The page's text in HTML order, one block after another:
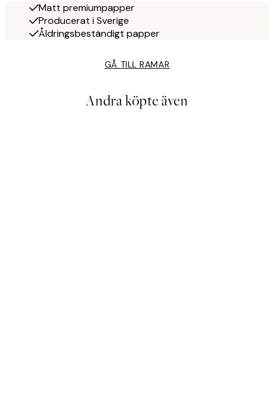
Matt premiumpapper
Producerat i Sverige
Åldringsbeständigt papper
GÅ TILL RAMAR
Andra köpte även